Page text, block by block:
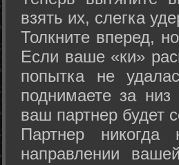
взять их, слегка
Толкните вперед,
Если ваше «ки»
попытка не
поднимаете за низ
ваш партнер будет
Партнер
направлении